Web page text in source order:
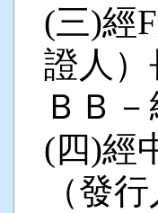
(三)經
證人
ＢＢ－
(四)經
（發